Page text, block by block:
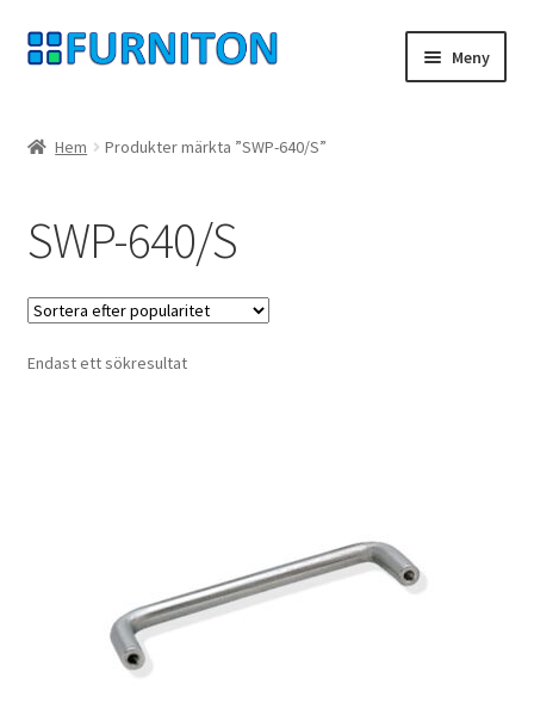
Hoppa
till
Hoppa
till
Meny
Integritet
ångerrätt
Kontakt
Hem Produkter märkta ”SWP-640/S”
SWP-640/S
Endast ett sökresultat